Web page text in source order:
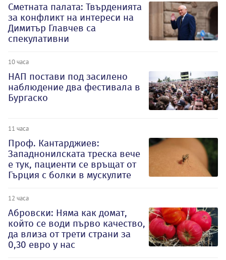
Сметната палата: Твърденията
за конфликт на интереси на
Димитър Главчев са
спекулативни
10 часа
НАП постави под засилено
наблюдение два фестивала в
Бургаско
11 часа
Проф. Кантарджиев:
Западнонилската треска вече
е тук, пациенти се връщат от
Гърция с болки в мускулите
12 часа
Абровски: Няма как домат,
който се води първо качество,
да влиза от трети страни за
0,30 евро у нас